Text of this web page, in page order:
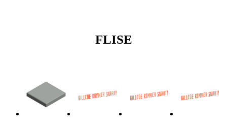
FLISE